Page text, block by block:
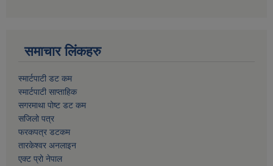
समाचार लिंकहरु
स्मार्टपाटी डट कम
स्मार्टपाटी साप्ताहिक
सगरमाथा पोष्ट डट कम
सजिलो पत्र
फरकपत्र डटकम
तारकेश्वर अनलाइन
एक्ट प्रो नेपाल